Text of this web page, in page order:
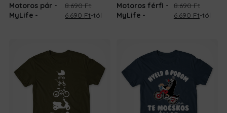
Motoros pár -
MyLife
8.690Ft
Original
6.690 FtCurrent
-tól
Motoros férfi -
MyLife
8.690Ft
Original
6.690 FtCurrent
-tól